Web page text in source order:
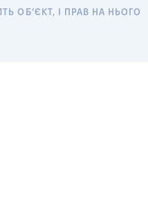
ОБ’ЄКТ, І ПРАВ НА НЬОГО